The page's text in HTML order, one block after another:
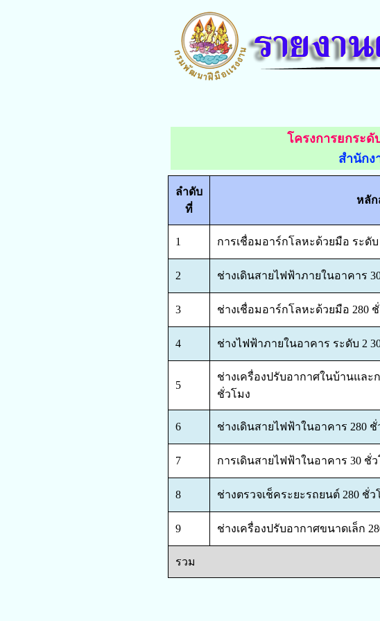
โครงการยกระ
สำนัก
ลำดับ
ที่
หลัก
1 การเชื่อมอาร์กโลหะด้วยมือ ระดับ
2 ช่างเดินสายไฟฟ้าภายในอาคาร
3 ช่างเชื่อมอาร์กโลหะด้วยมือ 280
4 ช่างไฟฟ้าภายในอาคาร ระดับ 2
5
ช่างเครื่องปรับอากาศในบ้านแล
ชั่วโมง
6 ช่างเดินสายไฟฟ้าในอาคาร 280 ชั่
7 การเดินสายไฟฟ้าในอาคาร 30 ชั่ว
8 ช่างตรวจเช็คระยะรถยนต์ 280 ชั่ว
9 ช่างเครื่องปรับอากาศขนาดเล็ก
รวม